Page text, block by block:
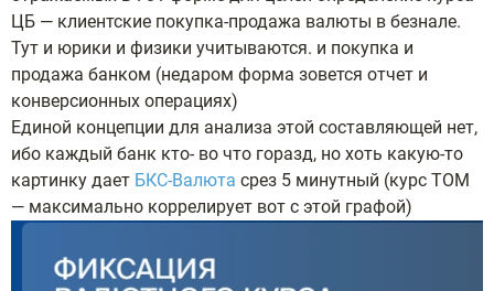
ЦБ — клиентские покупка-продажа валюты в безнале.
Тут и юрики и физики учитываются. и покупка и
продажа банком (недаром форма зовется отчет и
конверсионных операциях)
Единой концепции для анализа этой составляющей нет,
ибо каждый банк кто- во что горазд, но хоть какую-то
картинку дает БКС-Валюта срез 5 минутный (курс ТОМ
— максимально коррелирует вот с этой графой)